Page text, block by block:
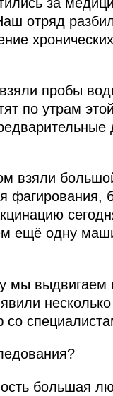
отряд
пробы
по утрам
взяли
фагирования,
ещё одну
мы
несколько
большая